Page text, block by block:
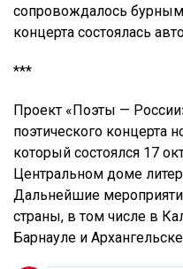
сопровождалось
концерта состоялась
***
Проект «Поэты —
поэтического концерта
который состоялся 17
Центральном доме
Дальнейшие
страны, в том числе в
Барнауле и